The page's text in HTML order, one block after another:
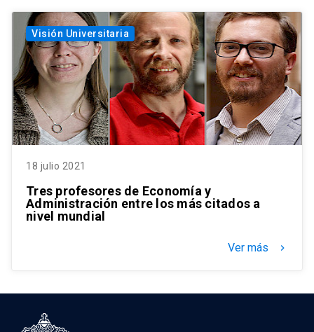
Visión Universitaria
18 julio 2021
Tres profesores de Economía y
Administración entre los más citados a
nivel mundial
Ver más keyboard_arrow_right